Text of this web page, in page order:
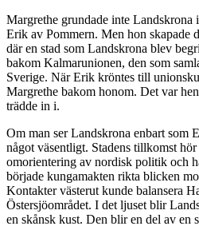
Margrethe grundade inte
Erik av Pommern. Men hon skapade
där en stad som Landskrona blev
bakom Kalmarunionen, den som
Sverige. När Erik kröntes till
Margrethe bakom honom. Det var
trädde in i.
Om man ser Landskrona enbart som
något väsentligt. Stadens tillkomst
omorientering av nordisk politik och
började kungamakten rikta blicken
Kontakter västerut kunde balansera
Östersjöområdet. I det ljuset blir
en skånsk kust. Den blir en del av en